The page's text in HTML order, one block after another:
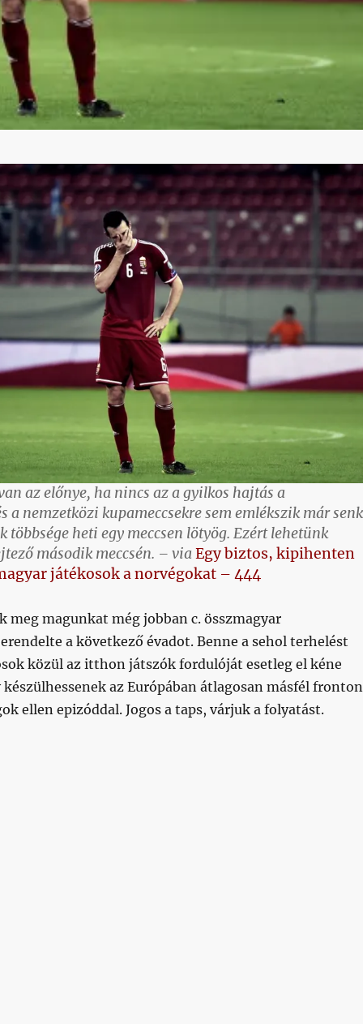
az előnye, ha nincs az a gyilkos hajtás a
a nemzetközi kupameccsekre sem emlékszik már
heti egy meccsen lötyög. Ezért lehetünk
második meccsén. – via Egy biztos, kipihenten
játékosok a norvégokat – 444
meg magunkat még jobban c. összmagyar
a következő évadot. Benne a sehol terhelést
közül az itthon játszók fordulóját esetleg el kéne
az Európában átlagosan másfél fronton
ellen epizóddal. Jogos a taps, várjuk a folyatást.